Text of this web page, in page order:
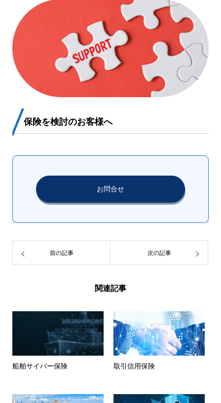
保険を検討のお客様へ
お問合せ
前の記事 次の記事
関連記事
船舶サイバー保険 取引信用保険